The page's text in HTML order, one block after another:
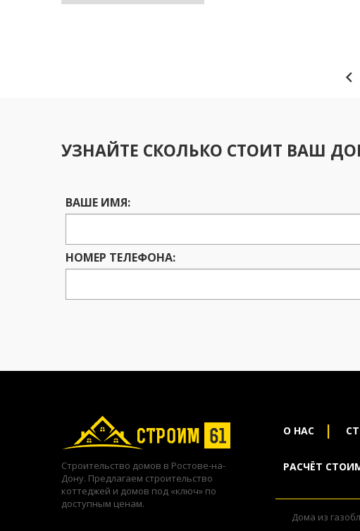
УЗНАЙТЕ СКОЛЬКО СТОИТ ВАШ
ВАШЕ ИМЯ:
НОМЕР ТЕЛЕФОНА:
Строительство домов в Ростове-на-
Дону. Предлагаем строительство
коттеджей и домов под «ключ» по
доступным ценам.
О НАС
РАСЧЁТ
Дома из